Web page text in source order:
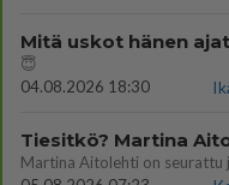
Mitä uskot hänen
😇
04.08.2026 18:30